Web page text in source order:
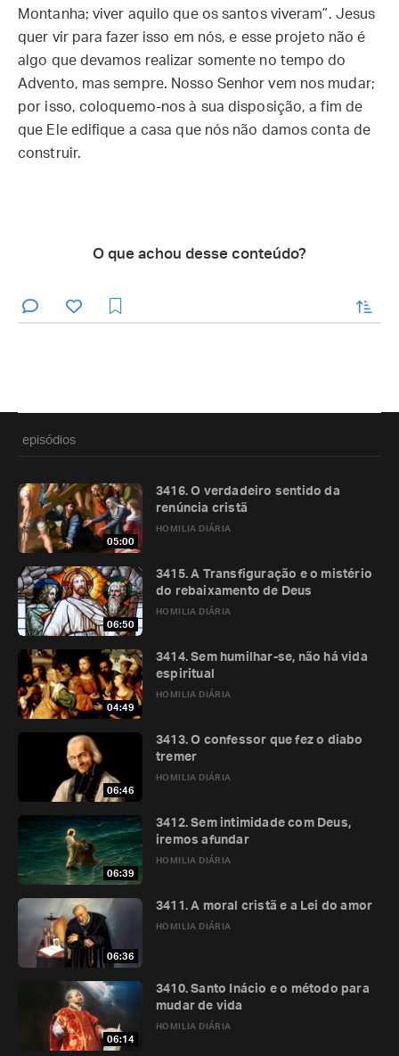
Montanha; viver aquilo que os santos viveram”. Jesus
quer vir para fazer isso em nós, e esse projeto não é
algo que devamos realizar somente no tempo do
Advento, mas sempre. Nosso Senhor vem nos mudar;
por isso, coloquemo-nos à sua disposição, a fim de
que Ele edifique a casa que nós não damos conta de
construir.
O que achou desse conteúdo?
enviar
episódios
05:00
HOMILIA DIÁRIA
3416. O verdadeiro sentido da
renúncia cristã
06:50
HOMILIA DIÁRIA
3415. A Transfiguração e o mistério
do rebaixamento de Deus
04:49
HOMILIA DIÁRIA
3414. Sem humilhar-se, não há vida
espiritual
06:46
HOMILIA DIÁRIA
3413. O confessor que fez o diabo
tremer
06:39
HOMILIA DIÁRIA
3412. Sem intimidade com Deus,
iremos afundar
06:36
HOMILIA DIÁRIA
3411. A moral cristã e a Lei do amor
06:14
HOMILIA DIÁRIA
3410. Santo Inácio e o método para
mudar de vida